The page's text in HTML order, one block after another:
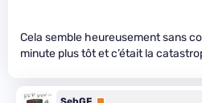
Cela semble heureusement sans
minute plus tôt et c’était la